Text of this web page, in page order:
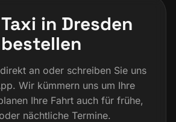
in Dresden
bestellen
an oder schreiben Sie uns
Wir kümmern uns um Ihre
Ihre Fahrt auch für frühe,
nächtliche Termine.